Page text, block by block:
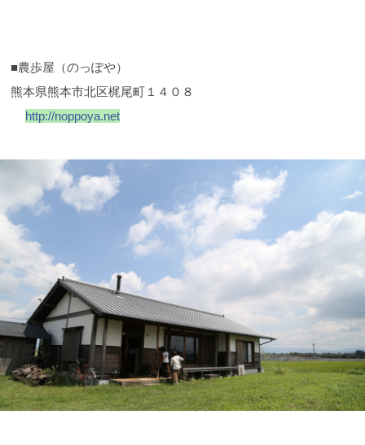
■農歩屋（のっぽや）
熊本県熊本市北区梶尾町１４０８
http://noppoya.net